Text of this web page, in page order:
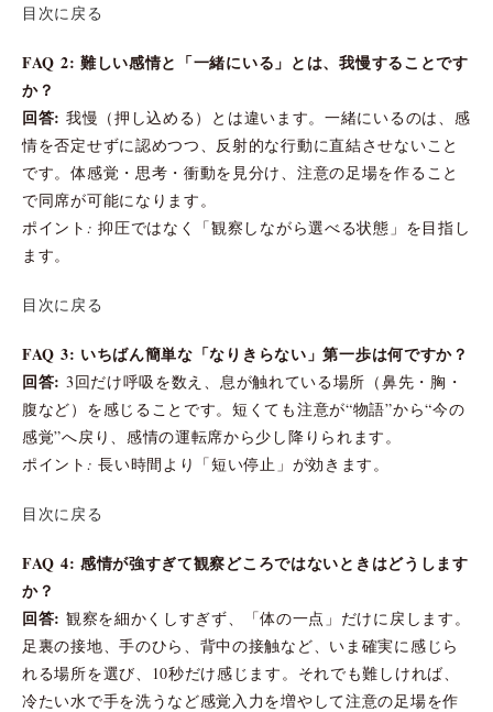
目次に戻る
FAQ 2: 難しい感情と「一緒にいる」とは、我慢することです
か？
回答: 我慢（押し込める）とは違います。一緒にいるのは、感
情を否定せずに認めつつ、反射的な行動に直結させないこと
です。体感覚・思考・衝動を見分け、注意の足場を作ること
で同席が可能になります。
ポイント: 抑圧ではなく「観察しながら選べる状態」を目指し
ます。
目次に戻る
FAQ 3: いちばん簡単な「なりきらない」第一歩は何ですか？
回答: 3回だけ呼吸を数え、息が触れている場所（鼻先・胸・
腹など）を感じることです。短くても注意が“物語”から“今の
感覚”へ戻り、感情の運転席から少し降りられます。
ポイント: 長い時間より「短い停止」が効きます。
目次に戻る
FAQ 4: 感情が強すぎて観察どころではないときはどうします
か？
回答: 観察を細かくしすぎず、「体の一点」だけに戻します。
足裏の接地、手のひら、背中の接触など、いま確実に感じら
れる場所を選び、10秒だけ感じます。それでも難しければ、
冷たい水で手を洗うなど感覚入力を増やして注意の足場を作